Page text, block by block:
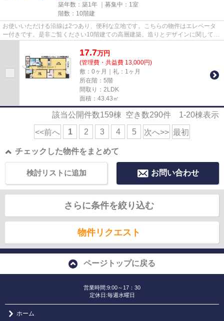
築年数：築1年 ｜募集中： 1室
階数：10階建
お使いいただける沿線は2つあり、便利な立地です。こちらの物件はエレベータ
ー付きです。是非ご覧ください10階建ての高層建築。造りとデザインに関して、
17.7万円
(管理費・共益費 13,000円)
敷：0ヶ月｜礼：1ヶ月
所在階：5階
間取り：2LDK
面積：43.43㎡
該当公開件数159棟 空き数290件 1-20棟表示
<<前へ 1 2 3 4 5 次へ>> 最初
チェックした物件をまとめて
お問い合わせ
検討リストに追加
さらに条件を絞り込む
物件リクエスト
ページトップに戻る
営業時間:9:00～17：30
定休日:毎週水曜日
ホーム